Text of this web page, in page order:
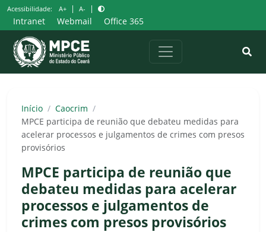
Pular
para
o
conteúdo
Acessibilidade: A+ | A- |
Intranet Webmail Office 365
Início / Caocrim /
MPCE participa de reunião que debateu medidas para
acelerar processos e julgamentos de crimes com presos
provisórios
MPCE participa de reunião que
debateu medidas para acelerar
processos e julgamentos de
crimes com presos provisórios